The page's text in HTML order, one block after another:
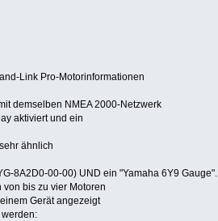
Link Pro-Motorinformationen
demselben NMEA 2000-Netzwerk
aktiviert und ein
ähnlich
8A2D0-00-00) UND ein "Yamaha 6Y9 Gauge".
bis zu vier Motoren
Gerät angezeigt